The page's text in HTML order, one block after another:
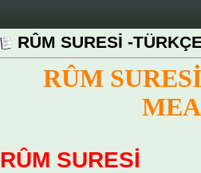
RÛM SURESİ -
RÛM
RÛM SURESİ